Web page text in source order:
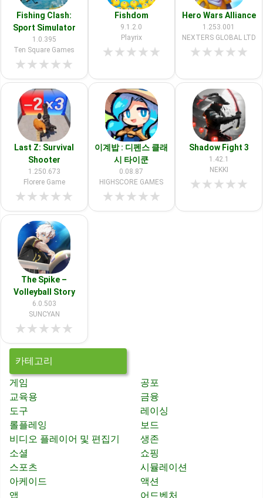
Fishing Clash:
Sport Simulator
1.0.395
Ten Square Games
★★★★★
Fishdom
9.1.2.0
Playrix
★★★★★
Hero Wars Alliance
1.253.001
NEXTERS GLOBAL LTD
★★★★★
Last Z: Survival
Shooter
1.250.673
Florere Game
★★★★★
이계밥 : 디펜스 클래
시 타이쿤
0.08.87
HIGHSCORE GAMES
★★★★★
Shadow Fight 3
1.42.1
NEKKI
★★★★★
The Spike –
Volleyball Story
6.0.503
SUNCYAN
★★★★★
카테고리
게임
공포
교육용
금융
도구
레이싱
롤플레잉
보드
비디오 플레이어 및 편집기
생존
소셜
쇼핑
스포츠
시뮬레이션
아케이드
액션
앱
어드벤처